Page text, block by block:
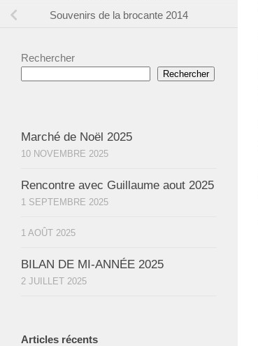
Souvenirs de la brocante 2014
Rechercher
Rechercher
Marché de Noël 2025
10 NOVEMBRE 2025
Rencontre avec Guillaume aout 2025
1 SEPTEMBRE 2025
1 AOÛT 2025
BILAN DE MI-ANNÉE 2025
2 JUILLET 2025
Articles récents